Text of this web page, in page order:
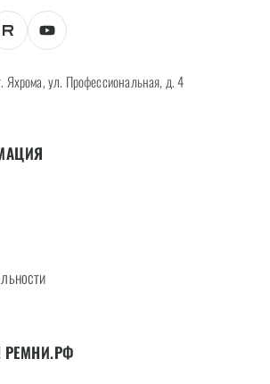
Яхрома, ул. Профессиональная, д. 4
РЕМНИ.РФ